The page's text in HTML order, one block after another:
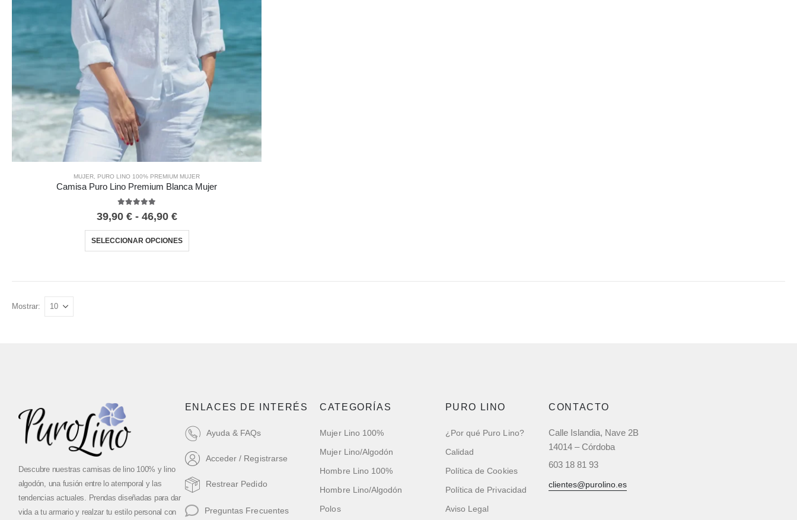
MUJER, PURO LINO 100% PREMIUM MUJER
Camisa Puro Lino Premium Blanca Mujer
39,90 € - 46,90 €
SELECCIONAR OPCIONES
Mostrar:
Descubre nuestras camisas de lino 100% y lino
algodón, una fusión entre lo atemporal y las
tendencias actuales. Prendas diseñadas para dar
vida a tu armario y realzar tu estilo personal con
ENLACES DE INTERÉS
Ayuda & FAQs
Acceder / Registrarse
Restrear Pedido
Preguntas Frecuentes
CATEGORÍAS
Mujer Lino 100%
Mujer Lino/Algodón
Hombre Lino 100%
Hombre Lino/Algodón
Polos
PURO LINO
¿Por qué Puro Lino?
Calidad
Política de Cookies
Política de Privacidad
Aviso Legal
CONTACTO
Calle Islandia, Nave 2B
14014 – Córdoba
603 18 81 93‬
clientes@purolino.es